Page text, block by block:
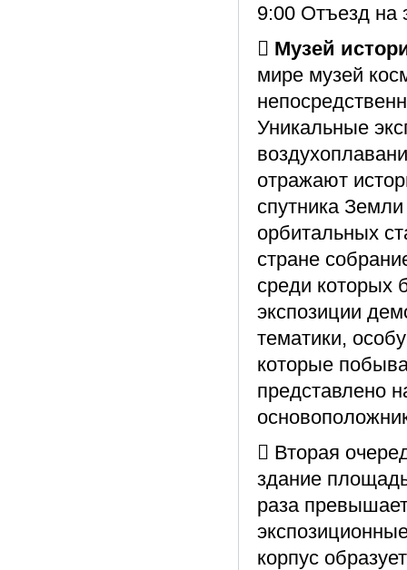
9:00 Отъезд на
 Музей
мире музей
Уникальные
отражают
спутника
орбитальных
стране
среди которых
экспозиции
тематики,
которые
представлено
 Вторая
здание
раза
корпус